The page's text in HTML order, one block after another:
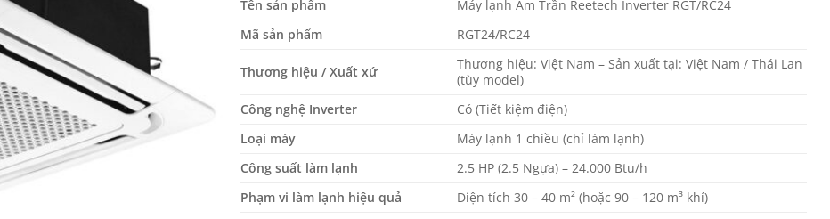
Tên sản phẩm
Máy lạnh Âm Trần Reetech Inverter RGT/RC24
Mã sản phẩm
RGT24/RC24
Thương hiệu / Xuất xứ
Thương hiệu: Việt Nam – Sản xuất tại: Việt Nam / Thái Lan
(tùy model)
Công nghệ Inverter
Có (Tiết kiệm điện)
Loại máy
Máy lạnh 1 chiều (chỉ làm lạnh)
Công suất làm lạnh
2.5 HP (2.5 Ngựa) – 24.000 Btu/h
Phạm vi làm lạnh hiệu quả
Diện tích 30 – 40 m² (hoặc 90 – 120 m³ khí)